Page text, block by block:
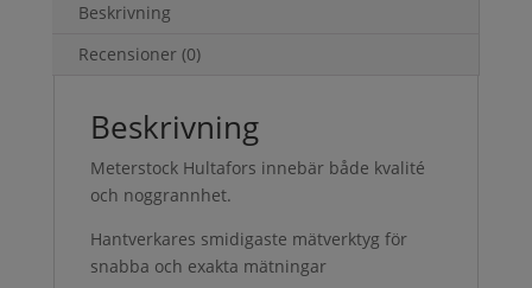
Beskrivning
Recensioner (0)
Beskrivning
Meterstock Hultafors innebär både kvalité
och noggrannhet.
Hantverkares smidigaste mätverktyg för
snabba och exakta mätningar